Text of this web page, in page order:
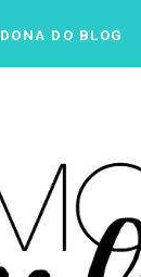
DONA DO BLOG